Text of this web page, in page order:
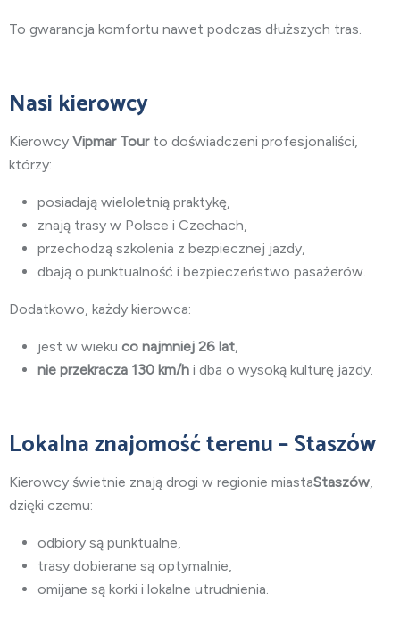
To gwarancja komfortu nawet podczas dłuższych tras.
Nasi kierowcy
Kierowcy Vipmar Tourto doświadczeni profesjonaliści,
którzy:
posiadają wieloletnią praktykę,
znają trasy w Polsce i Czechach,
przechodzą szkolenia z bezpiecznej jazdy,
dbają o punktualność i bezpieczeństwo pasażerów.
Dodatkowo, każdy kierowca:
jest w wieku co najmniej 26 lat
nie przekracza 130 km/h i dba o wysoką kulturę jazdy.
Lokalna znajomość terenu – Staszów
Kierowcy świetnie znają drogi w regionie miastaStaszów
dzięki czemu:
odbiory są punktualne,
trasy dobierane są optymalnie,
omijane są korki i lokalne utrudnienia.